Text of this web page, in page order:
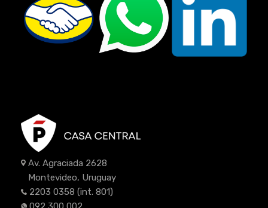
Av. Agraciada 2628
Montevideo, Uruguay
2203 0358 (int. 801)